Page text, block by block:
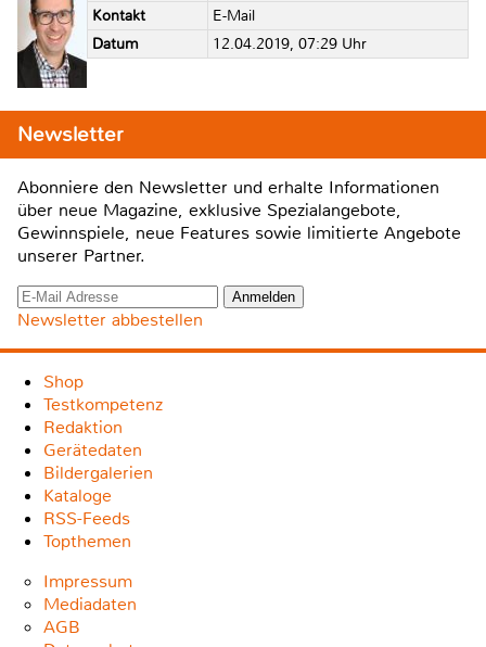
Kontakt
E-Mail
Datum
12.04.2019, 07:29 Uhr
Newsletter
Abonniere den Newsletter und erhalte Informationen
über neue Magazine, exklusive Spezialangebote,
Gewinnspiele, neue Features sowie limitierte Angebote
unserer Partner.
Newsletter abbestellen
Shop
Testkompetenz
Redaktion
Gerätedaten
Bildergalerien
Kataloge
RSS-Feeds
Topthemen
Impressum
Mediadaten
AGB